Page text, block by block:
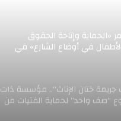
«الحماية وإتاحة الحقوق
في أوضاع الشارع» في
ختان الإناث”.. مؤسسة ذات
“صف واحد” لحماية الفتيات من